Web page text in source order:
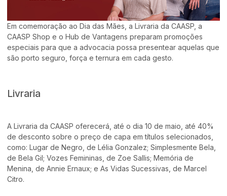
Em comemoração ao Dia das Mães, a Livraria da CAASP, a
CAASP Shop e o Hub de Vantagens preparam promoções
especiais para que a advocacia possa presentear aquelas que
são porto seguro, força e ternura em cada gesto.
Livraria
A Livraria da CAASP oferecerá, até o dia 10 de maio, até 40%
de desconto sobre o preço de capa em títulos selecionados,
como: Lugar de Negro, de Lélia Gonzalez; Simplesmente Bela,
de Bela Gil; Vozes Femininas, de Zoe Sallis; Memória de
Menina, de Annie Ernaux; e As Vidas Sucessivas, de Marcel
Citro.